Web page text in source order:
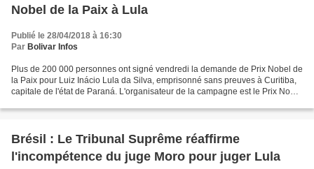
Nobel de la Paix à Lula
Publié le 28/04/2018 à 16:30
Par Bolivar Infos
Plus de 200 000 personnes ont signé vendredi la demande de Prix Nobel de
la Paix pour Luiz Inácio Lula da Silva, emprisonné sans preuves à Curitiba,
capitale de l'état de Paraná. L'organisateur de la campagne est le Prix Nobel
Brésil : Le Tribunal Suprême réaffirme
l'incompétence du juge Moro pour juger Lula